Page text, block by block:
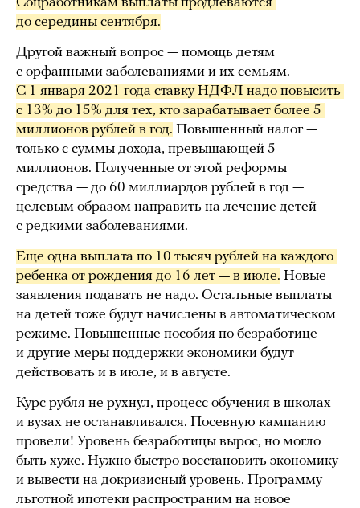
до середины сентября.
Другой важный вопрос — помощь детям
с орфанными заболеваниями и их семьям.
С 1 января 2021 года ставку НДФЛ надо повысить
с 13% до 15% для тех, кто зарабатывает более 5
миллионов рублей в год. Повышенный налог —
только с суммы дохода, превышающей 5
миллионов. Полученные от этой реформы
средства — до 60 миллиардов рублей в год —
целевым образом направить на лечение детей
с редкими заболеваниями.
Еще одна выплата по 10 тысяч рублей на каждого
ребенка от рождения до 16 лет — в июле. Новые
заявления подавать не надо. Остальные выплаты
на детей тоже будут начислены в автоматическом
режиме. Повышенные пособия по безработице
и другие меры поддержки экономики будут
действовать и в июле, и в августе.
Курс рубля не рухнул, процесс обучения в школах
и вузах не останавливался. Посевную кампанию
провели! Уровень безработицы вырос, но могло
быть хуже. Нужно быстро восстановить экономику
и вывести на докризисный уровень. Программу
льготной ипотеки распространим на новое